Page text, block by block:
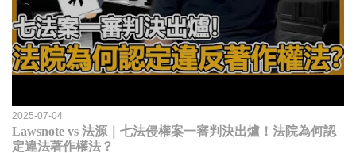
2025-07-04
Lawsnote vs 法源｜七法侵權案一審判決出爐！法院為何認
定違法著作權法？